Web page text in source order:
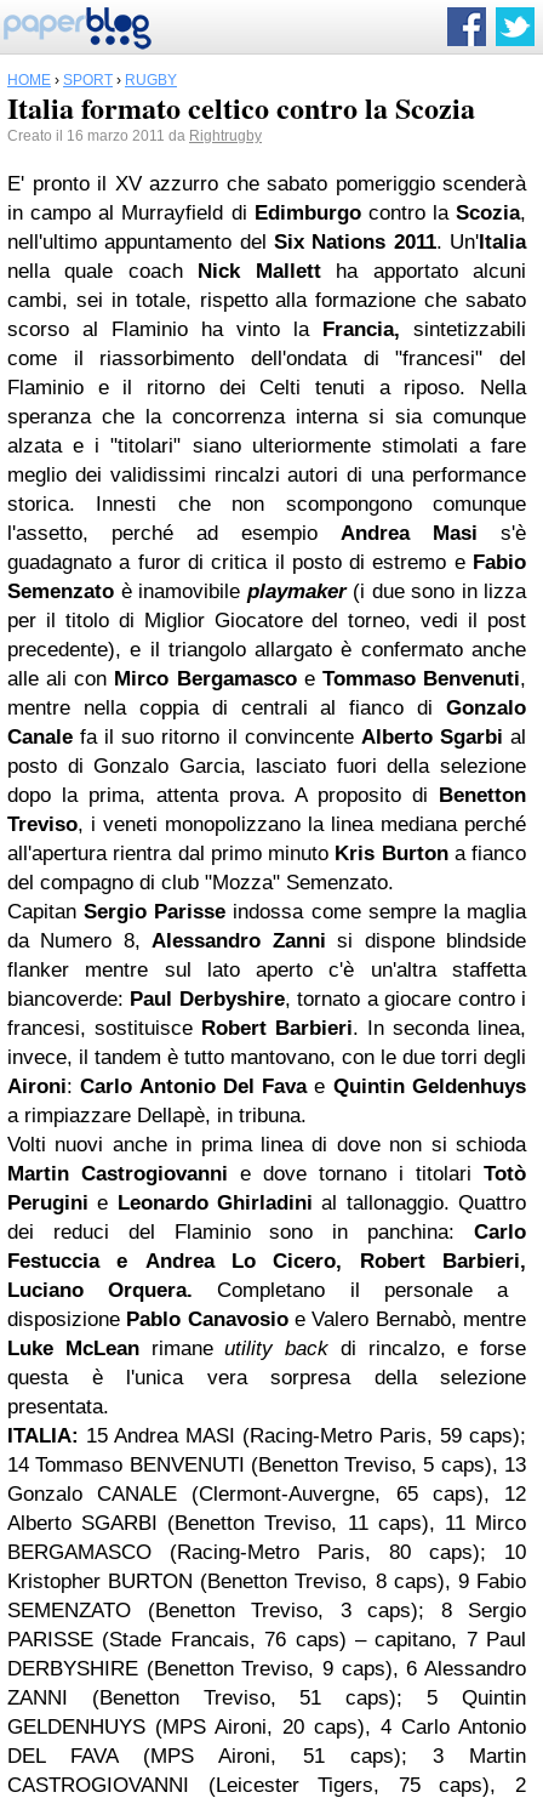
HOME › SPORT › RUGBY
Italia formato celtico contro la Scozia
Creato il 16 marzo 2011 da Rightrugby
E' pronto il XV azzurro che sabato pomeriggio scenderà
in campo al Murrayfield di Edimburgocontro la Scozia,
nell'ultimo appuntamento del Six Nations 2011. Un'Italia
nella quale coach Nick Mallettha apportato alcuni
cambi, sei in totale, rispetto alla formazione che sabato
scorso al Flaminio ha vinto la Francia, sintetizzabili
come il riassorbimento dell'ondata di "francesi" del
Flaminio e il ritorno dei Celti tenuti a riposo. Nella
speranza che la concorrenza interna si sia comunque
alzata e i "titolari" siano ulteriormente stimolati a fare
meglio dei validissimi rincalzi autori di una performance
storica. Innesti che non scompongono comunque
l'assetto, perché ad esempio Andrea Masi s'è
guadagnato a furor di critica il posto di estremo e Fabio
Semenzato è inamovibile playmaker(i due sono in lizza
per il titolo di Miglior Giocatore del torneo, vedi il post
precedente), e il triangolo allargato è confermato anche
alle ali con Mirco Bergamascoe Tommaso Benvenuti,
mentre nella coppia di centrali al fianco di Gonzalo
Canale fa il suo ritorno il convincente Alberto Sgarbi al
posto di Gonzalo Garcia, lasciato fuori della selezione
dopo la prima, attenta prova. A proposito di Benetton
Treviso, i veneti monopolizzano la linea mediana perché
all'apertura rientra dal primo minuto Kris Burton a fianco
del compagno di club "Mozza" Semenzato.
CapitanSergio Parisse indossa come sempre la maglia
da Numero 8,Alessandro Zanni si dispone blindside
flanker mentre sul lato aperto c'è un'altra staffetta
biancoverde: Paul Derbyshire, tornato a giocare contro i
francesi, sostituisce Robert Barbieri. In seconda linea,
invece, il tandem è tutto mantovano, con le due torri degli
Aironi:Carlo Antonio Del Favae Quintin Geldenhuys
a rimpiazzare Dellapè, in tribuna.
Volti nuovi anche in prima linea di dove non si schioda
Martin Castrogiovanni e dove tornano i titolari Totò
Perugini e Leonardo Ghirladini al tallonaggio. Quattro
dei reduci del Flaminio sono in panchina: Carlo
Festuccia e
Andrea Lo Cicero, Robert Barbieri,
Luciano Orquera.Completano il personale a
disposizione Pablo Canavosioe Valero Bernabò, mentre
Luke McLeanrimaneutility back di rincalzo, e forse
questa è l'unica vera sorpresa della selezione
presentata.
ITALIA: 15 Andrea MASI (Racing-Metro Paris, 59 caps);
14 Tommaso BENVENUTI (Benetton Treviso, 5 caps), 13
Gonzalo CANALE (Clermont-Auvergne, 65 caps), 12
Alberto SGARBI (Benetton Treviso, 11 caps), 11 Mirco
BERGAMASCO (Racing-Metro Paris, 80 caps); 10
Kristopher BURTON (Benetton Treviso, 8 caps), 9 Fabio
SEMENZATO (Benetton Treviso, 3 caps); 8 Sergio
PARISSE (Stade Francais, 76 caps) – capitano, 7 Paul
DERBYSHIRE (Benetton Treviso, 9 caps), 6 Alessandro
ZANNI (Benetton Treviso, 51 caps); 5 Quintin
GELDENHUYS (MPS Aironi, 20 caps), 4 Carlo Antonio
DEL FAVA (MPS Aironi, 51 caps); 3 Martin
CASTROGIOVANNI (Leicester Tigers, 75 caps), 2